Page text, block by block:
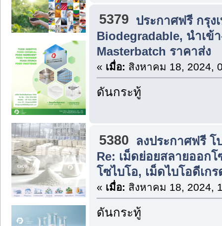
5379 ประกาศฟรี กรุง
Biodegradable, นำเข้
Masterbatch ราคาส่ง
« เมื่อ: สิงหาคม 18, 2024,
ดันกระทู้
5380
ลงประกาศฟรี
Re: เม็ดย่อยสลายออก
โซไบโอ, เม็ดไบโอดีเกร
« เมื่อ: สิงหาคม 18, 2024,
ดันกระทู้